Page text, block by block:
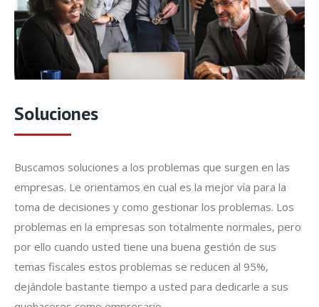
Soluciones
Buscamos soluciones a los problemas que surgen en las
empresas. Le orientamos en cual es la mejor vía para la
toma de decisiones y como gestionar los problemas. Los
problemas en la empresas son totalmente normales, pero
por ello cuando usted tiene una buena gestión de sus
temas fiscales estos problemas se reducen al 95%,
dejándole bastante tiempo a usted para dedicarle a sus